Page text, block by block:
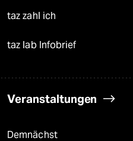
taz zahl ich
taz lab Infobrief
Veranstaltungen
Demnächst